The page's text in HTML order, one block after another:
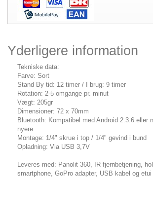
Yderligere information
Tekniske data:
Farve: Sort
Stand By tid: 12 timer / I brug: 9 timer
Rotation: 2-5 omgange pr. minut
Vægt: 205gr
Dimensioner: 72 x 70mm
Bluetooth: Kompatibel med Android 2.3.6 eller
nyere
Montage: 1/4" skrue i top / 1/4" gevind i bund
Opladning: Via USB 3,7V
Leveres med: Panolit 360, IR fjernbetjening,
smartphone, GoPro adapter, USB kabel og etui